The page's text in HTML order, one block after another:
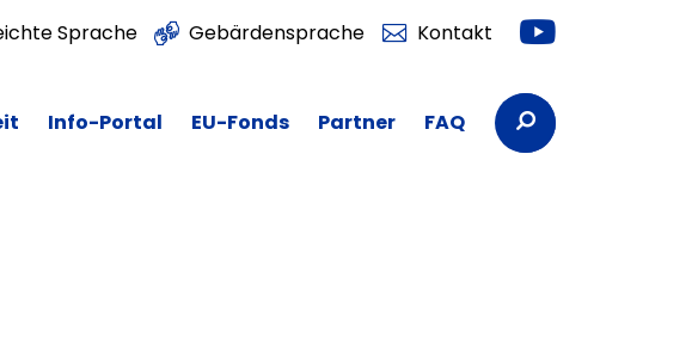
Sprache Gebärdensprache Kontakt Youtube
Info-Portal EU-Fonds Partner FAQ Suchbegriffe